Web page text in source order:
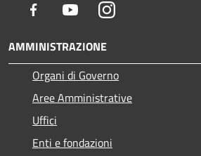
Facebook YoutubeInstagram
AMMINISTRAZIONE
Organi di Governo
Aree Amministrative
Uffici
Enti e fondazioni